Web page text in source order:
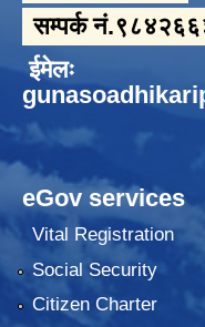
सम्पर्क
ईमेलः
eGov services
Vital Registration
Social Security
Citizen Charter